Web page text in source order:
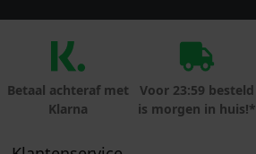
Betaal achteraf met
Klarna
Voor 23:59 besteld
is morgen in huis!*